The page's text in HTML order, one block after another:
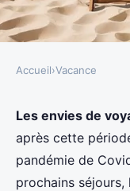
Les
2024
Jade•4 juillet 2024•
Accueil›Vacance
Les envies de
après cette
pandémie de
prochains